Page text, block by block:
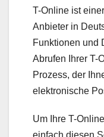
T-Online ist
Anbieter in
Funktionen und
Abrufen Ihrer T-
Prozess, der
elektronische
Um Ihre T-
einfach diesen